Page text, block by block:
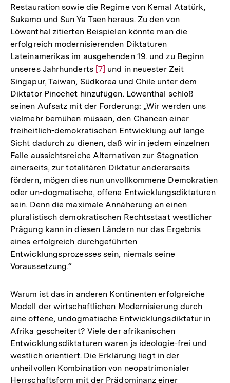
Restauration sowie die Regime von Kemal Atatürk,
Sukamo und Sun Ya Tsen heraus. Zu den von
Löwenthal zitierten Beispielen könnte man die
erfolgreich modernisierenden Diktaturen
Lateinamerikas im ausgehenden 19. und zu Beginn
unseres Jahrhunderts Zur
Auflösung
der
Fußnote
[7] und in neuester Zeit
Singapur, Taiwan, Südkorea und Chile unter dem
Diktator Pinochet hinzufügen. Löwenthal schloß
seinen Aufsatz mit der Forderung: „Wir werden uns
vielmehr bemühen müssen, den Chancen einer
freiheitlich-demokratischen Entwicklung auf lange
Sicht dadurch zu dienen, daß wir in jedem einzelnen
Falle aussichtsreiche Alternativen zur Stagnation
einerseits, zur totalitären Diktatur andererseits
fördern, mögen dies nun unvollkommene Demokratien
oder un-dogmatische, offene Entwicklungsdiktaturen
sein. Denn die maximale Annäherung an einen
pluralistisch demokratischen Rechtsstaat westlicher
Prägung kann in diesen Ländern nur das Ergebnis
eines erfolgreich durchgeführten
Entwicklungsprozesses sein, niemals seine
Voraussetzung.“
Warum ist das in anderen Kontinenten erfolgreiche
Modell der wirtschaftlichen Modernisierung durch
eine offene, undogmatische Entwicklungsdiktatur in
Afrika gescheitert? Viele der afrikanischen
Entwicklungsdiktaturen waren ja ideologie-frei und
westlich orientiert. Die Erklärung liegt in der
unheilvollen Kombination von neopatrimonialer
Herrschaftsform mit der Prädominanz einer